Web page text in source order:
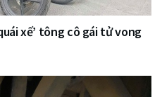
xế’ tông cô gái tử vong